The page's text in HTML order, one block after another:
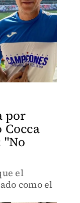
por
Cocca
el
como el